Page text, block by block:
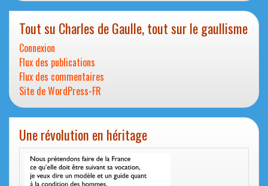
Tout su Charles de Gaulle, tout sur le gaullisme
Connexion
Flux des publications
Flux des commentaires
Site de WordPress-FR
Une révolution en héritage